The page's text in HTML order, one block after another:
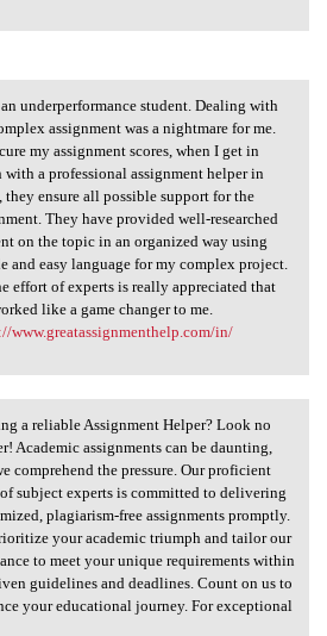
underperformance
underperformance student. Dealing with
assignment was a nightmare for me.
my assignment scores, when I get in
with a professional assignment helper in
they ensure all possible support for the
They have provided well-researched
on the topic in an organized way using
and easy language for my complex project.
effort of experts is really appreciated that
like a game changer to me.
www.greatassignmenthelp.com/in/
a reliable Assignment
a reliable Assignment Helper? Look no
Academic assignments can be daunting,
comprehend the pressure. Our proficient
subject experts is committed to delivering
plagiarism-free assignments promptly.
your academic triumph and tailor our
to meet your unique requirements within
guidelines and deadlines. Count on us to
your educational journey. For exceptional